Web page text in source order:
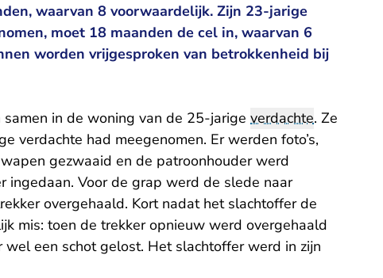
waarvan 8 voorwaardelijk. Zijn 23-jarige
moet 18 maanden de cel in, waarvan 6
worden vrijgesproken van betrokkenheid bij
in de woning van de 25-jarige verdachte. Ze
verdachte had meegenomen. Er werden foto’s,
gezwaaid en de patroonhouder werd
ingedaan. Voor de grap werd de slede naar
overgehaald. Kort nadat het slachtoffer de
mis: toen de trekker opnieuw werd overgehaald
een schot gelost. Het slachtoffer werd in zijn